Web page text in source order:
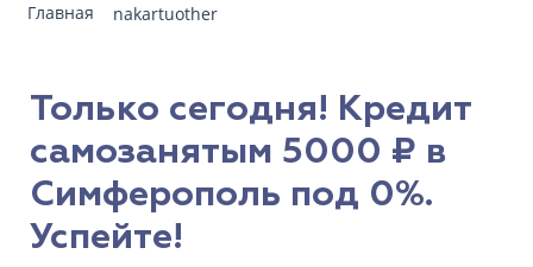
Главная nakartuother
Только сегодня! Кредит
самозанятым 5000 ₽ в
Симферополь под 0%.
Успейте!